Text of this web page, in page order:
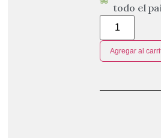
todo el
Agregar al